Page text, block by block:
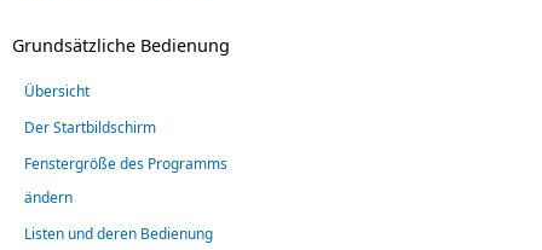
Grundsätzliche Bedienung
Übersicht
Der Startbildschirm
Fenstergröße des Programms
ändern
Listen und deren Bedienung